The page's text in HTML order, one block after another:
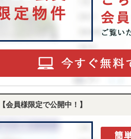
【会員様限定で公開中！】